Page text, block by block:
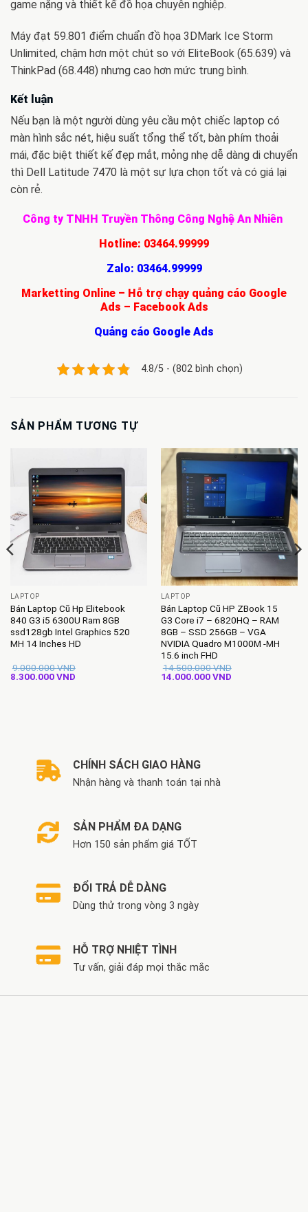
game nặng và thiết kế đồ họa chuyên nghiệp.
Máy đạt 59.801 điểm chuẩn đồ họa 3DMark Ice Storm
Unlimited, chậm hơn một chút so với EliteBook (65.639) và
ThinkPad (68.448) nhưng cao hơn mức trung bình.
Kết luận
Nếu bạn là một người dùng yêu cầu một chiếc laptop có
màn hình sắc nét, hiệu suất tổng thể tốt, bàn phím thoải
mái, đặc biệt thiết kế đẹp mắt, mỏng nhẹ dễ dàng di chuyển
thì Dell Latitude 7470 là một sự lựa chọn tốt và có giá lại
còn rẻ.
Công ty TNHH Truyền Thông Công Nghệ An Nhiên
Hotline: 03464.99999
Zalo: 03464.99999
Marketting Online – Hỗ trợ chạy quảng cáo Google
Ads – Facebook Ads
Quảng cáo Google Ads
4.8/5 - (802 bình chọn)
SẢN PHẨM TƯƠNG TỰ
LAPTOP
Bán Laptop Cũ Hp Elitebook
840 G3 i5 6300U Ram 8GB
ssd128gb Intel Graphics 520
MH 14 Inches HD
9.000.000VND
Giá
8.300.000VNDGiá
LAPTOP
Bán Laptop Cũ HP ZBook 15
G3 Core i7 – 6820HQ – RAM
8GB – SSD 256GB – VGA
NVIDIA Quadro M1000M -MH
15.6 inch FHD
14.500.000VND
Giá
14.000.000VNDGiá
CHÍNH SÁCH GIAO HÀNG
Nhận hàng và thanh toán tại nhà
SẢN PHẨM ĐA DẠNG
Hơn 150 sản phẩm giá TỐT
ĐỔI TRẢ DỄ DÀNG
Dùng thử trong vòng 3 ngày
HỖ TRỢ NHIỆT TÌNH
Tư vấn, giải đáp mọi thắc mắc